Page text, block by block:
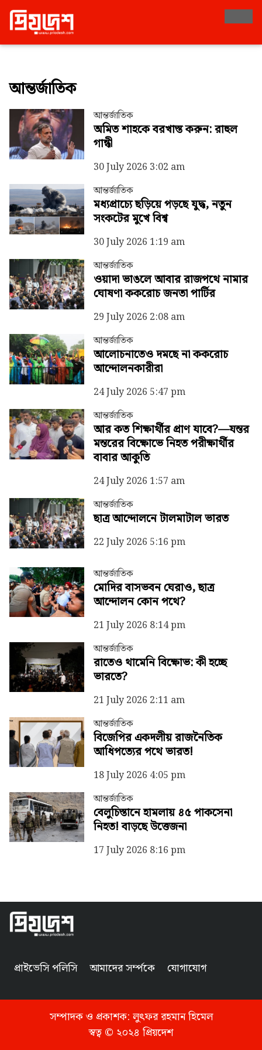
Taxonomy
আন্তর্জাতিক
আন্তর্জাতিক
অমিত শাহকে বরখাস্ত করুন: রাহুল
গান্ধী
30 July 2026 3:02 am
আন্তর্জাতিক
মধ্যপ্রাচ্যে ছড়িয়ে পড়ছে যুদ্ধ, নতুন
সংকটের মুখে বিশ্ব
30 July 2026 1:19 am
আন্তর্জাতিক
ওয়াদা ভাঙলে আবার রাজপথে নামার
ঘোষণা ককরোচ জনতা পার্টির
29 July 2026 2:08 am
আন্তর্জাতিক
আলোচনাতেও দমছে না ককরোচ
আন্দোলনকারীরা
24 July 2026 5:47 pm
আন্তর্জাতিক
আর কত শিক্ষার্থীর প্রাণ যাবে?—যন্তর
মন্তরের বিক্ষোভে নিহত পরীক্ষার্থীর
বাবার আকুতি
24 July 2026 1:57 am
আন্তর্জাতিক
ছাত্র আন্দোলনে টালমাটাল ভারত
22 July 2026 5:16 pm
আন্তর্জাতিক
মোদির বাসভবন ঘেরাও, ছাত্র
আন্দোলন কোন পথে?
21 July 2026 8:14 pm
আন্তর্জাতিক
রাতেও থামেনি বিক্ষোভ: কী হচ্ছে
ভারতে?
21 July 2026 2:11 am
আন্তর্জাতিক
বিজেপির একদলীয় রাজনৈতিক
আধিপত্যের পথে ভারত!
18 July 2026 4:05 pm
আন্তর্জাতিক
বেলুচিস্তানে হামলায় ৪৫ পাকসেনা
নিহত! বাড়ছে উত্তেজনা
17 July 2026 8:16 pm
প্রাইভেসি পলিসি আমাদের সর্ম্পকে যোগাযোগ
সম্পাদক ও প্রকাশক: লুৎফর রহমান হিমেল
স্বত্ব © ২০২৪ প্রিয়দেশ